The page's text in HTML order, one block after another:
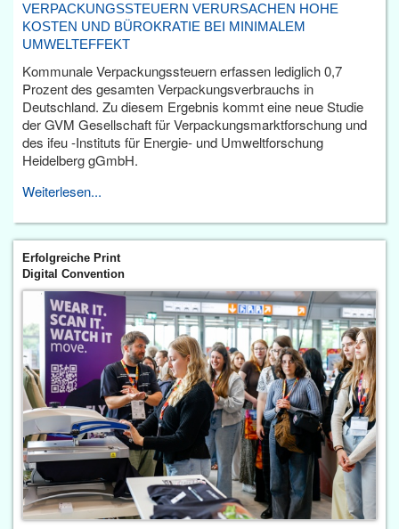
VERPACKUNGSSTEUERN VERURSACHEN HOHE
KOSTEN UND BÜROKRATIE BEI MINIMALEM
UMWELTEFFEKT
Kommunale Verpackungssteuern erfassen lediglich 0,7
Prozent des gesamten Verpackungsverbrauchs in
Deutschland. Zu diesem Ergebnis kommt eine neue Studie
der GVM Gesellschaft für Verpackungsmarktforschung und
des ifeu -Instituts für Energie- und Umweltforschung
Heidelberg gGmbH.
Weiterlesen...
Erfolgreiche Print
Digital Convention